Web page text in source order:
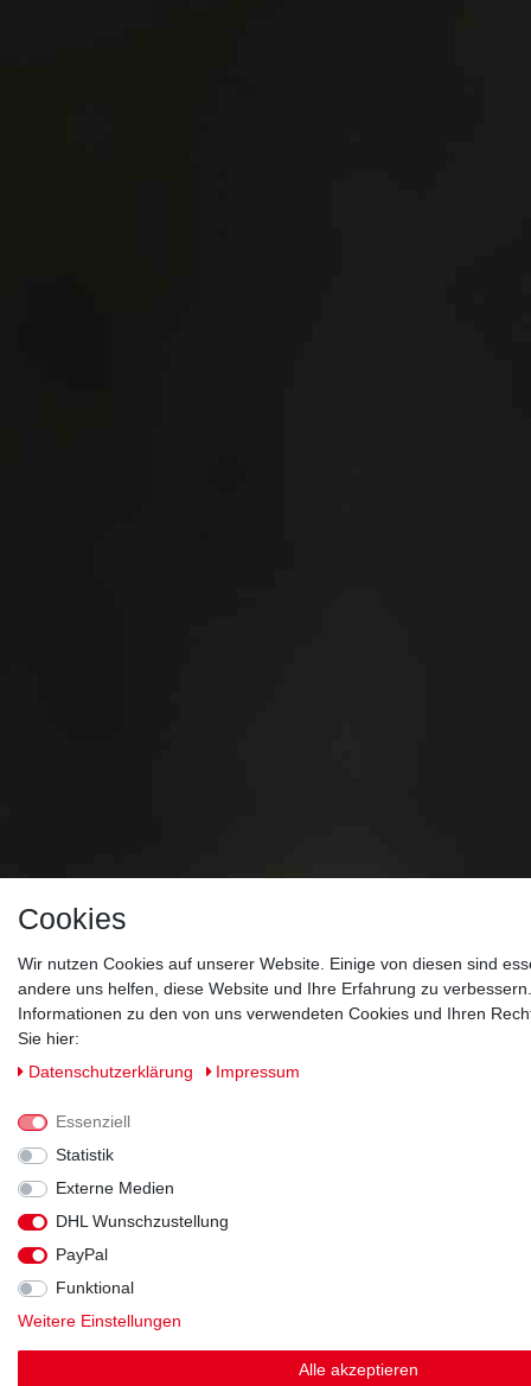
Cookies
Wir nutzen Cookies auf unserer Website. Einige von diesen sind
andere uns helfen, diese Website und Ihre Erfahrung zu
Informationen zu den von uns verwendeten Cookies und Ihren
Sie hier:
Daten­schutz­erklärung
Impressum
Essenziell
Statistik
Externe Medien
DHL Wunschzustellung
PayPal
Funktional
Weitere Einstellungen
Alle akzeptieren